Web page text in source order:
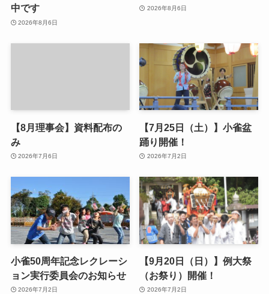
中です
2026年8月6日
2026年8月6日
【8月理事会】資料配布の
み
2026年7月6日
【7月25日（土）】小雀盆
踊り開催！
2026年7月2日
小雀50周年記念レクレーシ
ョン実行委員会のお知らせ
2026年7月2日
【9月20日（日）】例大祭
（お祭り）開催！
2026年7月2日